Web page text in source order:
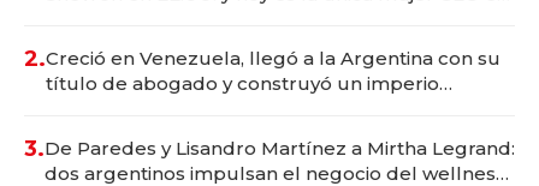
2.Creció en Venezuela, llegó a la Argentina con su
título de abogado y construyó un imperio
3.De Paredes y Lisandro Martínez a Mirtha Legrand:
dos argentinos impulsan el negocio del wellness